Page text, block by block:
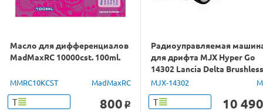
Масло для дифференциалов
MadMaxRC 10000cst. 100ml.
MMRC10KCST MadMaxRC
Т 800 o
Радиоуправляемая
для дрифта MJX Hyper Go
14302 Lancia Delta Brushless
4WD 2.4G LED 1/14 RTR
MJX-14302
Т 10 490